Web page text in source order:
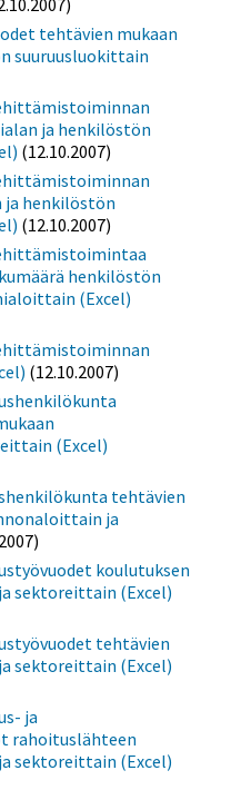
tehtävien mukaan
suuruusluokittain
ja henkilöstön
(12.10.2007)
henkilöstön
(12.10.2007)
henkilöstön
(Excel)
(12.10.2007)
(Excel)
tehtävien
ja
koulutuksen
sektoreittain (Excel)
tehtävien
sektoreittain (Excel)
ja
rahoituslähteen
sektoreittain (Excel)